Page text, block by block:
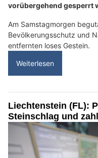
vorübergehend gesperrt
Am Samstagmorgen
Bevölkerungsschutz und
entfernten loses Gestein.
Weiterlesen
Liechtenstein (FL):
Steinschlag und